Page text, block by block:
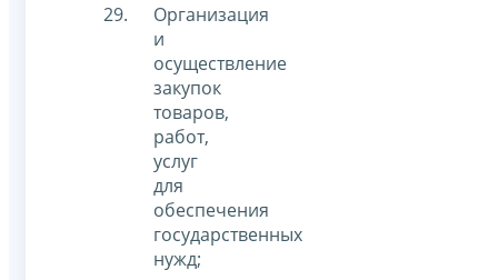
Организация
и
осуществление
закупок
товаров,
работ,
услуг
для
обеспечения
государственных
нужд;